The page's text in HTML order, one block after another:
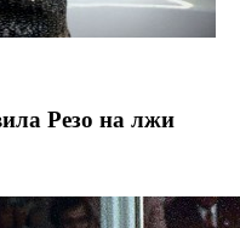
Резо на лжи